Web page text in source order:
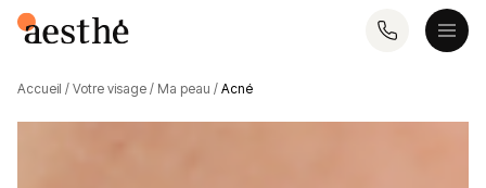
Accueil / Votre visage / Ma peau / Acné